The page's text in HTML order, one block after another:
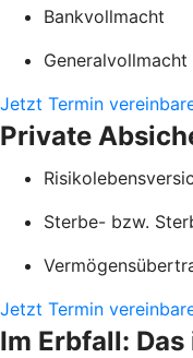
Bankvollmacht
Jetzt Termin
Private
Sterbe- bzw.
Jetzt Termin
Im Erbfall: